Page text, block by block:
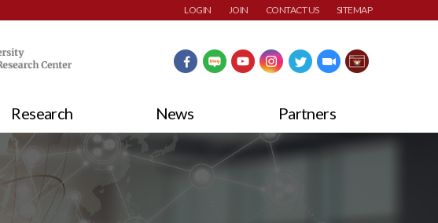
LOGIN JOIN CONTACT US SITEMAP
Research News Partners